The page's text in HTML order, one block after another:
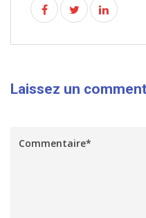
Laissez un